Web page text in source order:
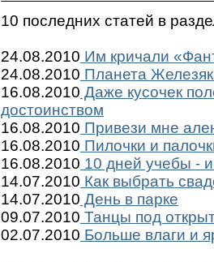
10 последних статей в
24.08.2010 Им кричали
24.08.2010 Планета
16.08.2010 Даже кусочек
достоинством
16.08.2010 Привези мне
16.08.2010 Пилочки и
16.08.2010 10 дней учебы -
14.07.2010 Как выбрать
14.07.2010 День в парке
09.07.2010 Танцы под
02.07.2010 Больше влаги и